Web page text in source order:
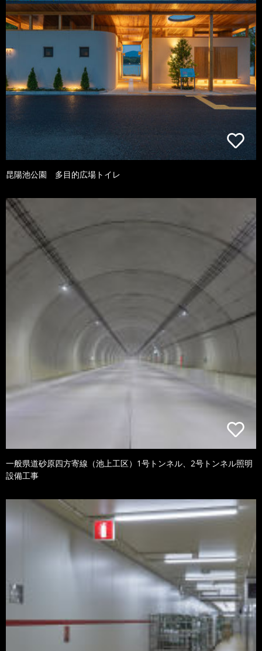
昆陽池公園 多目的広場トイレ
一般県道砂原四方寄線（池上工区）1号トンネル、2号トンネル照明
設備工事